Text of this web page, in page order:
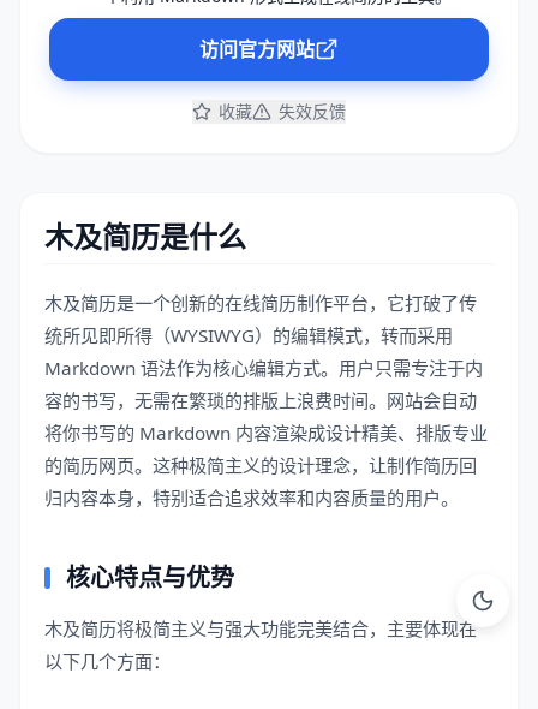
访问官方网站
收藏 失效反馈
木及简历是什么
木及简历是一个创新的在线简历制作平台，它打破了传
统所见即所得（WYSIWYG）的编辑模式，转而采用
Markdown 语法作为核心编辑方式。用户只需专注于内
容的书写，无需在繁琐的排版上浪费时间。网站会自动
将你书写的 Markdown 内容渲染成设计精美、排版专业
的简历网页。这种极简主义的设计理念，让制作简历回
归内容本身，特别适合追求效率和内容质量的用户。
核心特点与优势
木及简历将极简主义与强大功能完美结合，主要体现在
以下几个方面：